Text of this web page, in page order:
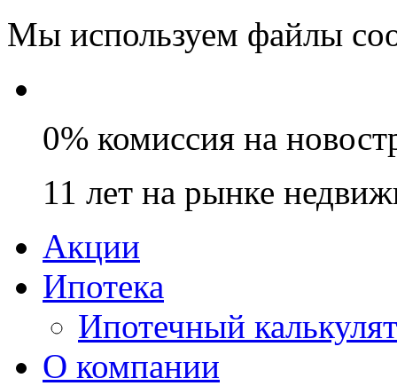
Мы используем файлы
0% комиссия на
11 лет на рынке
Акции
Ипотека
Ипотечный
О компании